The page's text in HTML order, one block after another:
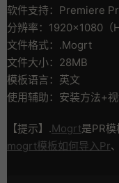
软件支持：Premiere
分辨率：1920×1080（
文件格式：.Mogrt
文件大小：28MB
模板语言：英文
使用辅助：安装方法+
【提示】.Mogrt是PR模
mogrt模板如何导入Pr、